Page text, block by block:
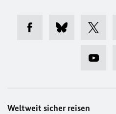
Weltweit sicher reisen